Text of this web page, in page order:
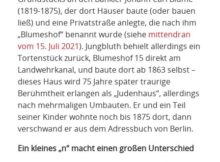
(1819-1875), der dort Häuser baute (oder bauen
ließ) und eine Privatstraße anlegte, die nach ihm
„Blumeshof“ benannt wurde (siehe mittendran
vom 15. Juli 2021). Jungbluth behielt allerdings ein
Tortenstück zurück, Blumeshof 15 direkt am
Landwehrkanal, und baute dort ab 1863 selbst –
dieses Haus wird 75 Jahre später traurige
Berühmtheit erlangen als „Judenhaus“, allerdings
nach mehrmaligen Umbauten. Er und ein Teil
seiner Kinder wohnte noch bis 1875 dort, dann
verschwand er aus dem Adressbuch von Berlin.
Ein kleines „n“ macht einen großen Unterschied